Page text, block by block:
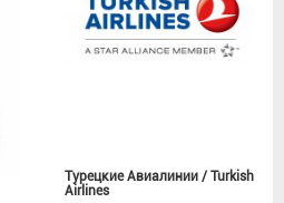
Турецкие Авиалинии / Turkish
Airlines